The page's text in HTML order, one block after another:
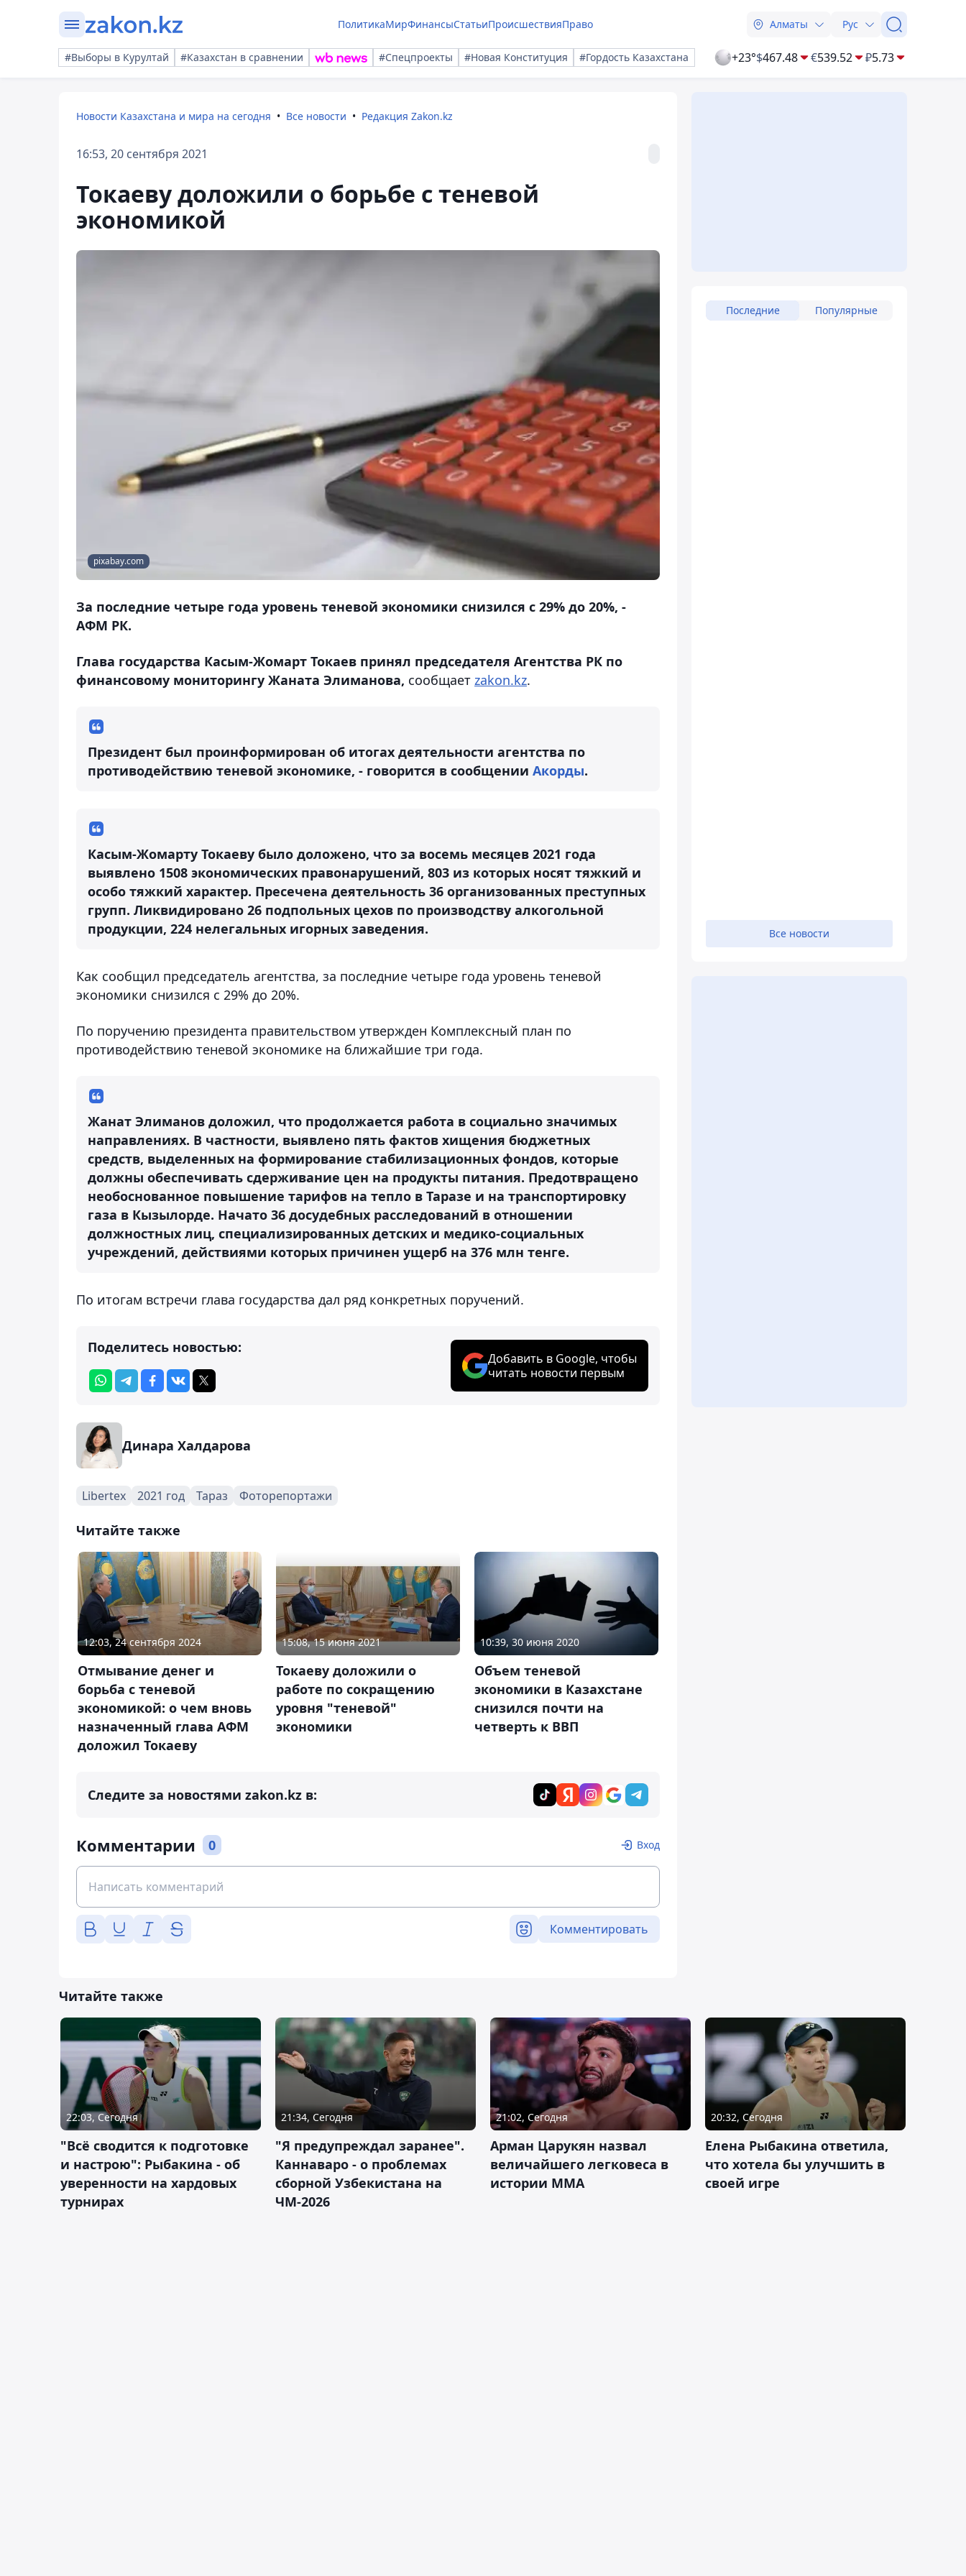
ПолитикаМирФинансыСтатьиПроисшествияПраво Алматы Рус
#Выборы в Курултай #Казахстан в сравнении #Спецпроекты #Новая Конституция #Гордость Казахстана +23°$467.48 €539.52 ₽5.73
Новости Казахстана и мира на сегодня Все новости Редакция Zakon.kz
16:53, 20 сентября 2021
Токаеву доложили о борьбе с теневой
экономикой
pixabay.com
За последние четыре года уровень теневой экономики снизился с 29% до 20%, -
АФМ РК.
Глава государства Касым-Жомарт Токаев принял председателя Агентства РК по
финансовому мониторингу Жаната Элиманова, сообщает zakon.kz.
Президент был проинформирован об итогах деятельности агентства по
противодействию теневой экономике, - говорится в сообщении Акорды.
Касым-Жомарту Токаеву было доложено, что за восемь месяцев 2021 года
выявлено 1508 экономических правонарушений, 803 из которых носят тяжкий и
особо тяжкий характер. Пресечена деятельность 36 организованных преступных
групп. Ликвидировано 26 подпольных цехов по производству алкогольной
продукции, 224 нелегальных игорных заведения.
Как сообщил председатель агентства, за последние четыре года уровень теневой
экономики снизился с 29% до 20%.
По поручению президента правительством утвержден Комплексный план по
противодействию теневой экономике на ближайшие три года.
Жанат Элиманов доложил, что продолжается работа в социально значимых
направлениях. В частности, выявлено пять фактов хищения бюджетных
средств, выделенных на формирование стабилизационных фондов, которые
должны обеспечивать сдерживание цен на продукты питания. Предотвращено
необоснованное повышение тарифов на тепло в Таразе и на транспортировку
газа в Кызылорде. Начато 36 досудебных расследований в отношении
должностных лиц, специализированных детских и медико-социальных
учреждений, действиями которых причинен ущерб на 376 млн тенге.
По итогам встречи глава государства дал ряд конкретных поручений.
Поделитесь новостью:
Добавить в Google, чтобы
читать новости первым
Динара Халдарова
Libertex 2021 год Тараз Фоторепортажи
Читайте также
12:03, 24 сентября 2024
Отмывание денег и
борьба с теневой
экономикой: о чем вновь
назначенный глава АФМ
доложил Токаеву
15:08, 15 июня 2021
Токаеву доложили о
работе по сокращению
уровня "теневой"
экономики
10:39, 30 июня 2020
Объем теневой
экономики в Казахстане
снизился почти на
четверть к ВВП
Следите за новостями zakon.kz в:
Комментарии 0 Вход
Комментировать
Последние Популярные
Все новости
Читайте также
22:03, Сегодня
"Всё сводится к подготовке
и настрою": Рыбакина - об
уверенности на хардовых
турнирах
21:34, Сегодня
"Я предупреждал заранее".
Каннаваро - о проблемах
сборной Узбекистана на
ЧМ-2026
21:02, Сегодня
Арман Царукян назвал
величайшего легковеса в
истории ММА
20:32, Сегодня
Елена Рыбакина ответила,
что хотела бы улучшить в
своей игре